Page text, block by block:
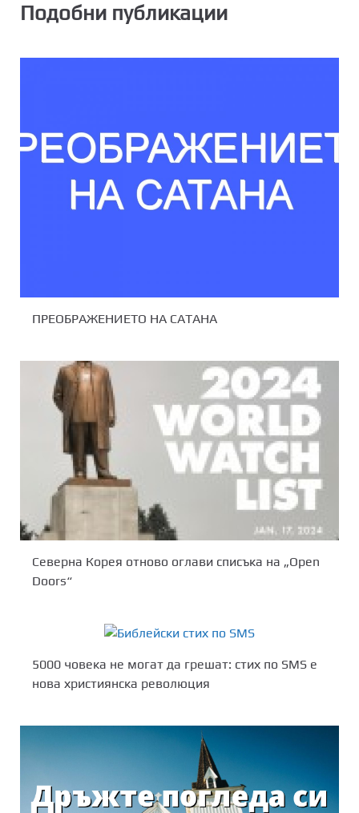
Подобни публикации
ПРЕОБРАЖЕНИЕТО НА САТАНА
Северна Корея отново оглави списъка на „Open
Doors“
5000 човека не могат да грешат: стих по SMS е
нова християнска революция